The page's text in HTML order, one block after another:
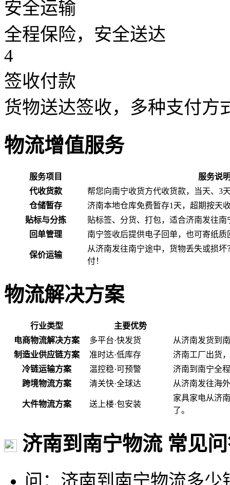
安全运输
全程保险，安全送达
4
签收付款
货物送达签收，多种支付方
物流增值服务
服务项目
服务说
代收货款
帮您向南宁收货方代收货款，当天、3
仓储暂存
济南本地仓库免费暂存1天，超期按天
贴标与分拣
贴标签、分货、打包，适合济南发往
回单管理
南宁签收后提供电子回单，也可寄纸质
保价运输
从济南发往南宁途中，货物丢失或损
付！
物流解决方案
行业类型
主要优势
电商物流解决方案
多平台·快发货
从济南发货到
制造业供应链方案
准时达·低库存
济南工厂出货
冷链运输方案
温控稳·可预警
济南到南宁全
跨境物流方案
清关快·全球达 从济南发往海
大件物流方案 送上楼·包安装
家具家电从济
了。
济南到南宁物流 常见